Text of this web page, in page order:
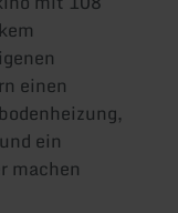
einen
ein
machen